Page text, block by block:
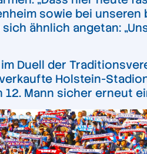
sowie bei
ähnlich angetan:
Duell der
Holstein-
Mann sicher erneut